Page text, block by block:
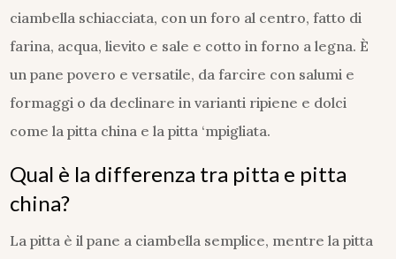
ciambella schiacciata, con un foro al centro, fatto di
farina, acqua, lievito e sale e cotto in forno a legna. È
un pane povero e versatile, da farcire con salumi e
formaggi o da declinare in varianti ripiene e dolci
come la pitta china e la pitta ‘mpigliata.
Qual è la differenza tra pitta e pitta
china?
La pitta è il pane a ciambella semplice, mentre la pitta